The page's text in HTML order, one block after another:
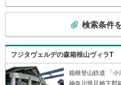
検
索
条
件
検索条件
フジタヴェルデの森箱根山ヴィラT
箱根登山鉄道 「
神奈川県足柄下郡